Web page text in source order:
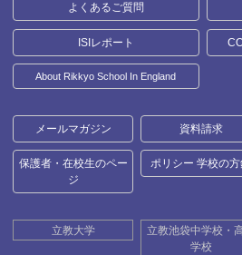
よくあるご質問
ISIレポート
About Rikkyo School In England
メールマガジン 資料請求
保護者・在校生のペー
ジ
ポリシー 学校の
立教大学
立教池袋中学校・
学校